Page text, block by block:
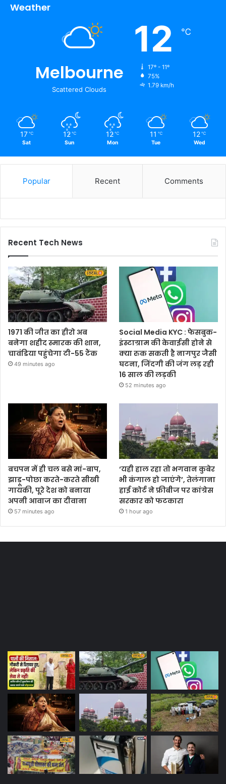
Weather
Melbourne
Scattered Clouds
12 ℃
17º - 11º
75%
1.79 km/h
17 ℃
Sat
12 ℃
Sun
12 ℃
Mon
11 ℃
Tue
12 ℃
Wed
Popular Recent Comments
Recent Tech News
1971 की जीत का हीरो अब
बनेगा शहीद स्मारक की शान,
चावंडिया पहुंचेगा टी-55 टैंक
49 minutes ago
Social Media KYC : फेसबुक-
इंस्टाग्राम की केवाईसी होने से
क्या रुक सकती है नागपुर जैसी
घटना, जिंदगी की जंग लड़ रही
16 साल की लड़की
52 minutes ago
बचपन में ही चल बसे मां-बाप,
झाड़ू-पोछा करते-करते सीखी
गायकी, पूरे देश को बनाया
अपनी आवाज का दीवाना
57 minutes ago
‘यही हाल रहा तो भगवान कुबेर
भी कंगाल हो जाएंगे’, तेलंगाना
हाई कोर्ट ने फ्रीबीज पर कांग्रेस
सरकार को फटकारा
1 hour ago